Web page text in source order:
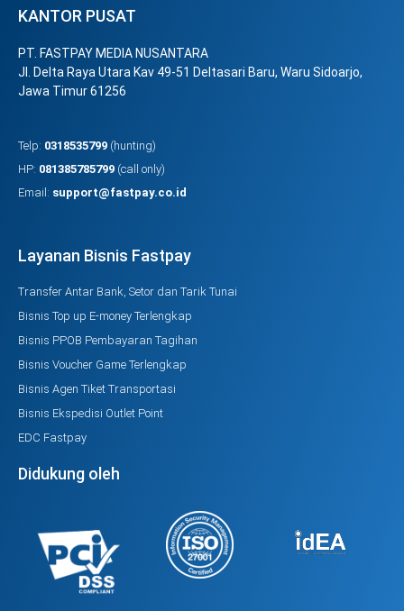
KANTOR PUSAT
PT. FASTPAY MEDIA NUSANTARA
Jl. Delta Raya Utara Kav 49-51 Deltasari Baru, Waru Sidoarjo,
Jawa Timur 61256
Telp: 0318535799 (hunting)
HP: 081385785799 (call only)
Email: support@fastpay.co.id
Layanan Bisnis Fastpay
Transfer Antar Bank, Setor dan Tarik Tunai
Bisnis Top up E-money Terlengkap
Bisnis PPOB Pembayaran Tagihan
Bisnis Voucher Game Terlengkap
Bisnis Agen Tiket Transportasi
Bisnis Ekspedisi Outlet Point
EDC Fastpay
Didukung oleh